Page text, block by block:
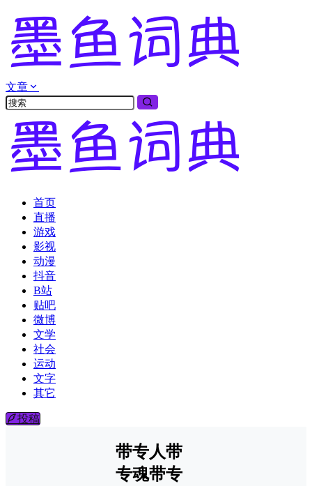
文章
首页
直播
游戏
影视
动漫
抖音
B站
贴吧
微博
文学
社会
运动
文字
其它
投稿
带专人带
专魂带专